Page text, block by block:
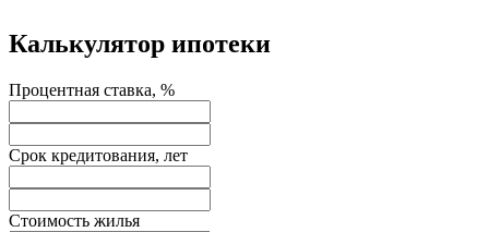
Калькулятор ипотеки
Процентная ставка, %
Срок кредитования, лет
Стоимость жилья